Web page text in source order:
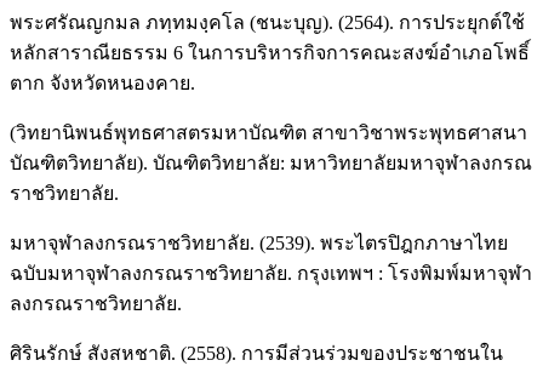
พระศรัณญกมล ภทฺทมงฺคโล (ชนะบุญ). (2564). การประยุกต์ใช้
หลักสาราณียธรรม 6 ในการบริหารกิจการคณะสงฆ์อำเภอโพธิ์
ตาก จังหวัดหนองคาย.
(วิทยานิพนธ์พุทธศาสตรมหาบัณฑิต สาขาวิชาพระพุทธศาสนา
บัณฑิตวิทยาลัย). บัณฑิตวิทยาลัย: มหาวิทยาลัยมหาจุฬาลงกรณ
ราชวิทยาลัย.
มหาจุฬาลงกรณราชวิทยาลัย. (2539). พระไตรปิฎกภาษาไทย
ฉบับมหาจุฬาลงกรณราชวิทยาลัย. กรุงเทพฯ : โรงพิมพ์มหาจุฬา
ลงกรณราชวิทยาลัย.
ศิรินรักษ์ สังสหชาติ. (2558). การมีส่วนร่วมของประชาชนใน